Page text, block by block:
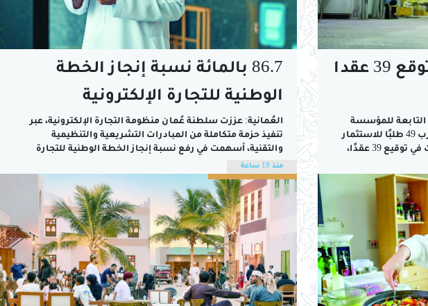
مدينة صحار الصناعية توقع 39 عقدا
التابعة للمؤسسة
العامة للمناطق الصناعية "مدائن"، ما يقارب 49 طلبًا للاستثمار
خلال النصف الأول من العام الجاري؛ نجحت في توقيع 39 عقدًا،
لهذه العقود أكثر من
86.7 بالمائة نسبة إنجاز الخطة
الوطنية للتجارة الإلكترونية
العُمانية: عززت سلطنة عُمان منظومة التجارة الإلكترونية، عبر
تنفيذ حزمة متكاملة من المبادرات التشريعية والتنظيمية
والتقنية، أسهمت في رفع نسبة إنجاز الخطة الوطنية للتجارة
استكمال 26 مبادرة من أصل 30 مبادرة.ويأتي ذلك في إطار جهود
وزارة التجارة والصناعة وترويج...
منذ 19 ساعة